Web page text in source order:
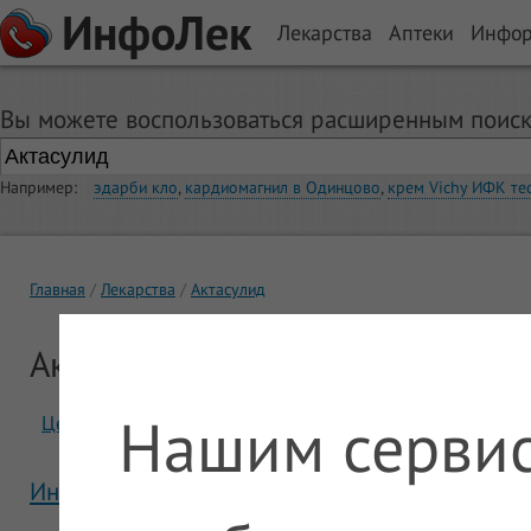
ИнфоЛек Лекарства Аптеки
Вы можете воспользоваться расширенным
Например: эдарби кло, кардиомагнил в Одинцово, крем Vichy ИФК
Главная Лекарства Актасулид
Актасулид
Цены Отзывы
Инструкция Актасулид
Нашим